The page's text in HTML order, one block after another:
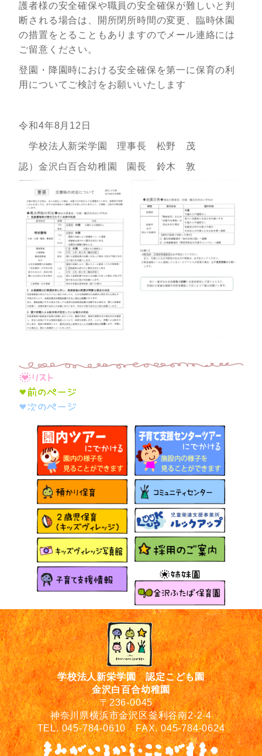
護者様の安全確保や職員の安全確保が難しいと判
断される場合は、開所閉所時間の変更、臨時休園
の措置をとることもありますのでメール連絡には
ご留意ください。
登園・降園時における安全確保を第一に保育の利
用についてご検討をお願いいたします
令和4年8月12日
学校法人新栄学園 理事長 松野 茂
認）金沢白百合幼稚園 園長 鈴木 敦
学校法人新栄学園 認定こども園
金沢白百合幼稚園
〒236-0045
神奈川県横浜市金沢区釜利谷南2-2-4
TEL. 045-784-0610 FAX. 045-784-0624